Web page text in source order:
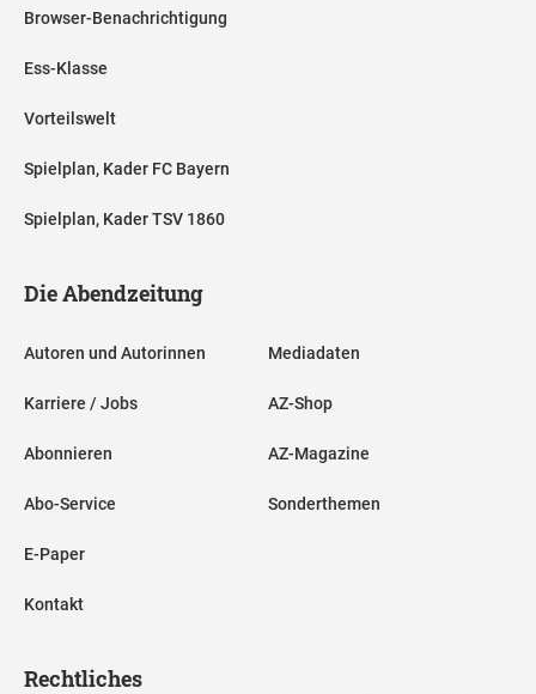
Browser-Benachrichtigung
Ess-Klasse
Vorteilswelt
Spielplan, Kader FC Bayern
Spielplan, Kader TSV 1860
Die Abendzeitung
Autoren und Autorinnen
Karriere / Jobs
Abonnieren
Abo-Service
E-Paper
Kontakt
Mediadaten
AZ-Shop
AZ-Magazine
Sonderthemen
Rechtliches